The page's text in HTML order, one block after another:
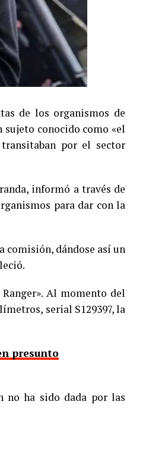
de los organismos de
conocido como «el
por el sector
informó a través de
para dar con la
comisión, dándose así un
Al momento del
serial S129397, la
presunto
no ha sido dada por las